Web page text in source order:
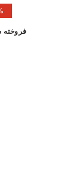
فروخته